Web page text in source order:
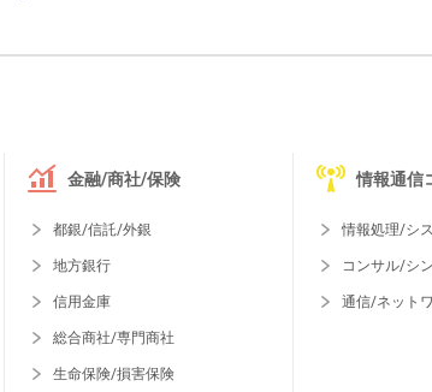
金融/商社/保険
都銀/信託/外銀
地方銀行
信用金庫
総合商社/専門商社
生命保険/損害保険
情報通信
情報処理/シ
コンサル/シ
通信/ネット